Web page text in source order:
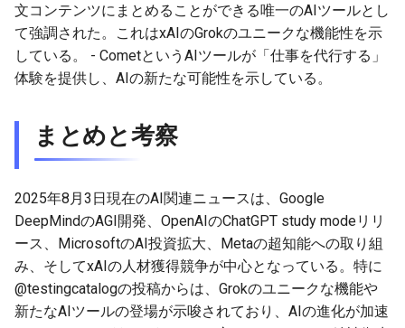
2026-04-03
2026-04-02
2026-03-30
2026-03-29
2026-03-28
2026-03-27
2025-09-15
2025-09-14
2025-09-10
2025-09-09
2025-09-08
2025-09-07
2026-04-03
2026-04-02
2026-03-31
2026-03-30
2026-03-29
2026-03-28
2026-03-27
2026-03-31
2026-03-30
2026-03-27
2026-03-26
2026-03-25
2026-03-24
2025-09-19
2025-09-18
2026-03-30
2026-03-29
2026-03-26
2026-03-25
2026-03-24
2026-03-23
文コンテンツにまとめることができる唯一のAIツールとし
て強調された。これはxAIのGrokのユニークな機能性を示
している。 - CometというAIツールが「仕事を代行する」
体験を提供し、AIの新たな可能性を示している。
まとめと考察
2025年8月3日現在のAI関連ニュースは、Google
DeepMindのAGI開発、OpenAIのChatGPT study modeリリ
ース、MicrosoftのAI投資拡大、Metaの超知能への取り組
み、そしてxAIの人材獲得競争が中心となっている。特に
@testingcatalogの投稿からは、Grokのユニークな機能や
新たなAIツールの登場が示唆されており、AIの進化が加速